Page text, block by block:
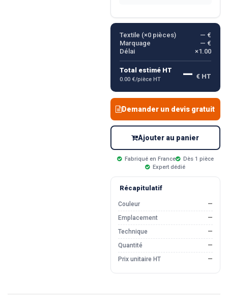
Textile (×0pièces)
— €
Marquage
— €
Délai
×1.00
Total estimé HT
0.00 €/pièce HT — € HT
Demander un devis gratuit
Ajouter au panier
Fabriqué en France
Dès 1 pièce
Expert dédié
Récapitulatif
Couleur
—
Emplacement
—
Technique
—
Quantité
—
Prix unitaire HT
—